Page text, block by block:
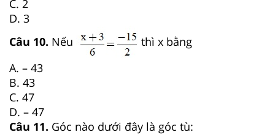
C. 2
D. 3
Câu 10. Nếu
thì x bằng
A. – 43
B. 43
C. 47
D. – 47
Câu 11. Góc nào dưới đây là góc tù: